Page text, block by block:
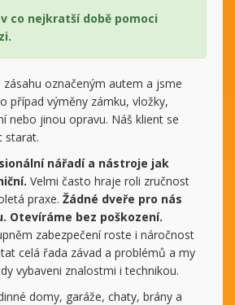
co nejkratší době pomoci
označeným autem a jsme
případ výměny zámku, vložky,
nebo jinou opravu. Náš klient se
starat.
nářadí a nástroje jak
Velmi často hraje roli zručnost
praxe. Žádné dveře pro nás
Otevíráme bez poškození.
zabezpečení roste i náročnost
celá řada závad a problémů a my
vybaveni znalostmi i technikou.
domy, garáže, chaty, brány a